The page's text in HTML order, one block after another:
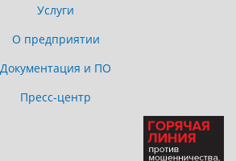
Услуги
О предприятии
Документация и ПО
Пресс-центр